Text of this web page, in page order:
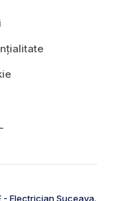
- Electrician Suceava.